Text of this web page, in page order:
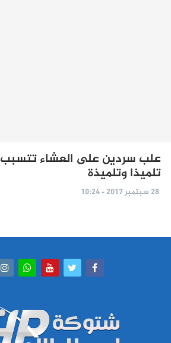
تلميذا وتلميذة
28 سبتمبر 2017 - 10:24